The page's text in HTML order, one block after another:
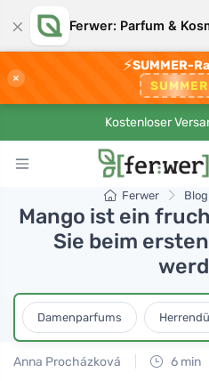
× Ferwer: Parfum &
×
⚡SUMMER-
SUMMER
Kostenloser
Ferwer Blog
Mango ist ein
Sie beim
Damenparfums
Anna Procházková 6 min